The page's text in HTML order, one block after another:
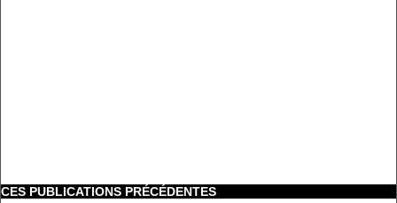
CES PUBLICATIONS PRÉCÉDENTES